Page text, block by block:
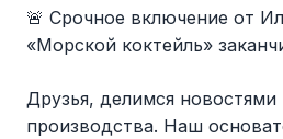
🚨 Срочное включение от
«Морской коктейль»
Друзья, делимся
производства. Наш